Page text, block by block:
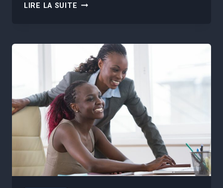
LIRE LA SUITE LE
SERVICE
DE
LA
DÉTECTION
DES
FRAUDES
FINANCIÈRES